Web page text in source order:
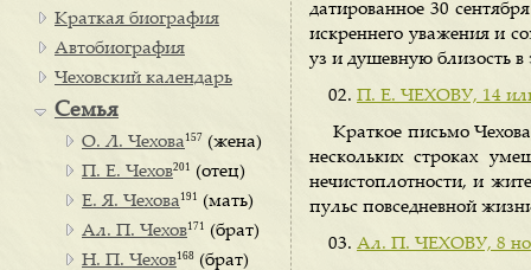
датированное 30
искреннего уважения и
уз и душевную близость
П. Е. ЧЕХОВУ, 14
Краткое письмо
нескольких строках
нечистоплотности, и
пульс повседневной
Ал. П. ЧЕХОВУ, 8
Краткая биография
Автобиография
Чеховский календарь
Семья
О. Л. Чехова 157 (жена)
П. Е. Чехов201 (отец)
Е. Я. Чехова 191 (мать)
Ал. П. Чехов171 (брат)
Н. П. Чехов168 (брат)